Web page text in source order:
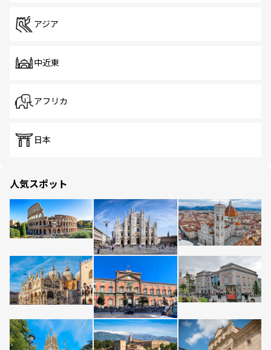
アジア
中近東
アフリカ
日本
人気スポット